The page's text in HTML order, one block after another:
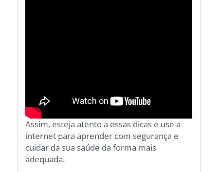
Assim, esteja atento a essas dicas e use a
internet para aprender com segurança e
cuidar da sua saúde da forma mais
adequada.